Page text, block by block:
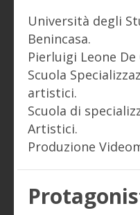
Università degli
Benincasa.
Pierluigi Leone
Scuola
artistici.
Scuola di
Artistici.
Produzione